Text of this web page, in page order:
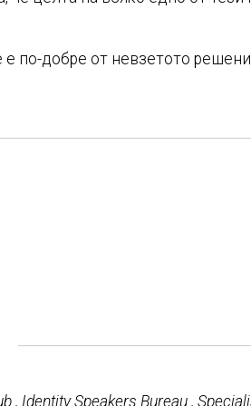
по-добре от невзетото
, Identity Speakers Bureau ,